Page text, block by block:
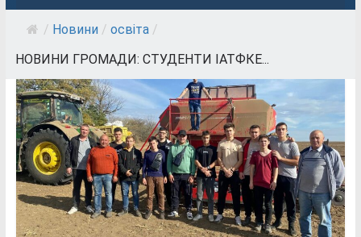
/ Новини / освіта /
НОВИНИ ГРОМАДИ: СТУДЕНТИ ІАТФКЕ...